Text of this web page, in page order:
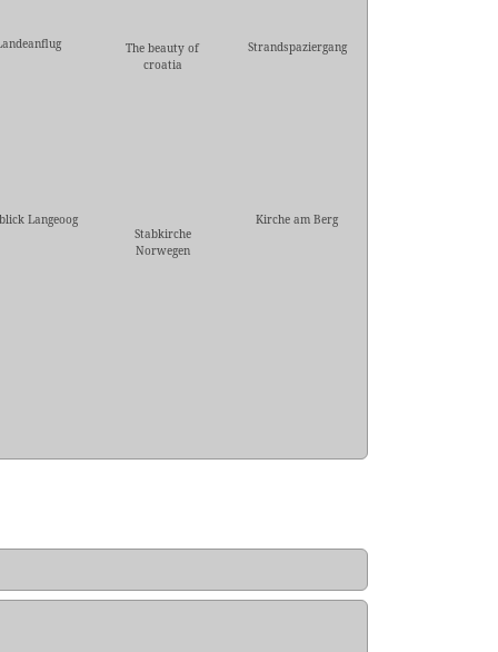
The beauty of
croatia
Strandspaziergang
Langeoog
Stabkirche
Norwegen
Kirche am Berg